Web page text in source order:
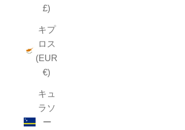
£)
キプ
ロス
(EUR
€)
キュ
ラソ
ー